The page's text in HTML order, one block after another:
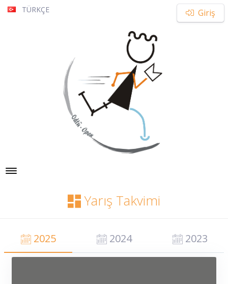
TÜRKÇE Giriş
Toggle navigation
Yarış Takvimi
2025 2024 2023